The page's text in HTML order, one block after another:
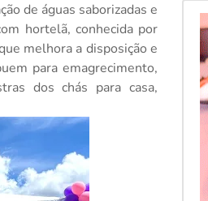
de águas saborizadas e
hortelã, conhecida por
melhora a disposição e
para emagrecimento,
dos chás para casa,